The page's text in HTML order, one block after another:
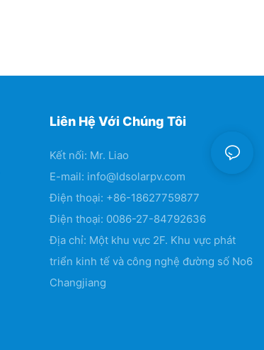
Liên Hệ Với Chúng Tôi
Kết nối: Mr. Liao
E-mail: info@ldsolarpv.com
Điện thoại: +86-18627759877
Điện thoại: 0086-27-84792636
Địa chỉ: Một khu vực 2F. Khu vực phát
triển kinh tế và công nghệ đường số No6
Changjiang